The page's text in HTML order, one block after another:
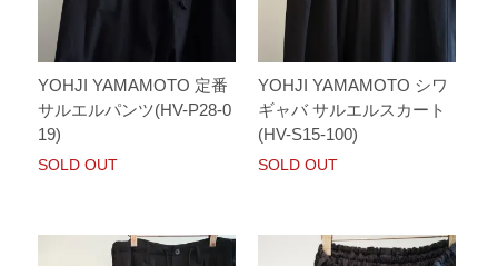
YOHJI YAMAMOTO 定番
サルエルパンツ(HV-P28-0
19)
SOLD OUT
YOHJI YAMAMOTO シワ
ギャバ サルエルスカート
(HV-S15-100)
SOLD OUT